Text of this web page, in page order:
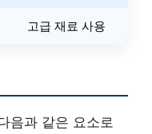
고급 재료 사용
음과 같은 요소로